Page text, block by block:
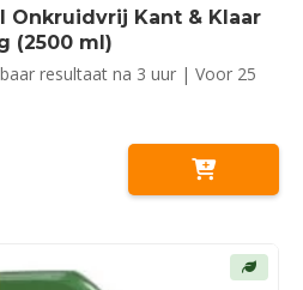
Onkruidvrij Kant & Klaar
(2500 ml)
resultaat na 3 uur | Voor 25